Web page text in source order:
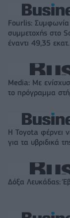
Fourlis:
συμμετοχής στο
έναντι 49,35
Media: Με
το πρόγραμμα
Η Toyota φέρνει
για τα υβριδικά
Δόξα Λευκάδας: